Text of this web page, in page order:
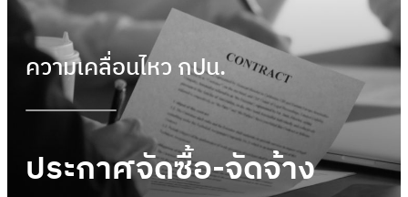
ความเคลื่อนไหว กปน.
ประกาศจัดซื้อ-จัดจ้าง